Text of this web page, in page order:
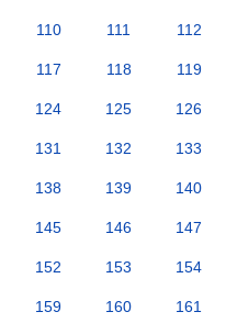
110 111 112
117 118 119
124 125 126
131 132 133
138 139 140
145 146 147
152 153 154
159 160 161